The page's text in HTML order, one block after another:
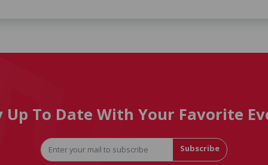
Up To Date With Your Favorite
Subscribe